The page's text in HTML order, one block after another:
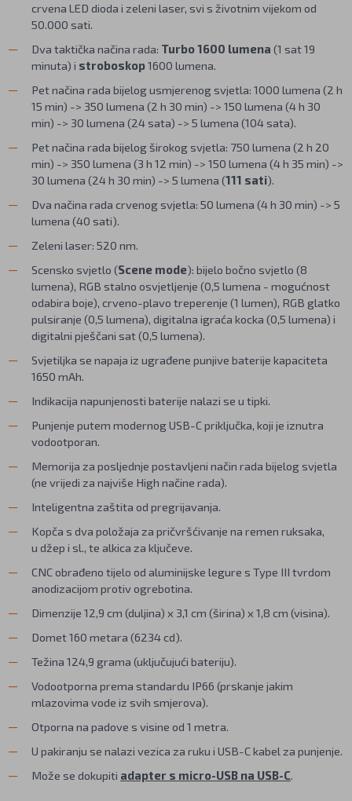
crvena LED dioda i zeleni laser, svi s životnim vijekom od
50.000 sati.
Dva taktička načina rada: Turbo 1600 lumena (1 sat 19
minuta) i stroboskop1600 lumena.
Pet načina rada bijelog usmjerenog svjetla: 1000 lumena (2 h
15 min) -> 350 lumena (2 h 30 min) -> 150 lumena (4 h 30
min) -> 30 lumena (24 sata) -> 5 lumena (104 sata).
Pet načina rada bijelog širokog svjetla: 750 lumena (2 h 20
min) -> 350 lumena (3 h 12 min) -> 150 lumena (4 h 35 min) ->
30 lumena (24 h 30 min) -> 5 lumena (111 sati).
Dva načina rada crvenog svjetla: 50 lumena (4 h 30 min) -> 5
lumena (40 sati).
Zeleni laser: 520 nm.
Scensko svjetlo (Scene mode): bijelo bočno svjetlo (8
lumena), RGB stalno osvjetljenje (0,5 lumena - mogućnost
odabira boje), crveno-plavo treperenje (1 lumen), RGB glatko
pulsiranje (0,5 lumena), digitalna igraća kocka (0,5 lumena) i
digitalni pješčani sat (0,5 lumena).
Svjetiljka se napaja iz ugrađene punjive baterije kapaciteta
1650 mAh.
Indikacija napunjenosti baterije nalazi se u tipki.
Punjenje putem modernog USB-C priključka, koji je iznutra
vodootporan.
Memorija za posljednje postavljeni način rada bijelog svjetla
(ne vrijedi za najviše High načine rada).
Inteligentna zaštita od pregrijavanja.
Kopča s dva položaja za pričvršćivanje na remen ruksaka,
u džep i sl., te alkica za ključeve.
CNC obrađeno tijelo od aluminijske legure s Type III tvrdom
anodizacijom protiv ogrebotina.
Dimenzije 12,9 cm (duljina) x 3,1 cm (širina) x 1,8 cm (visina).
Domet 160 metara (6234 cd).
Težina 124,9 grama (uključujući bateriju).
Vodootporna prema standardu IP66 (prskanje jakim
mlazovima vode iz svih smjerova).
Otporna na padove s visine od 1 metra.
U pakiranju se nalazi vezica za ruku i USB-C kabel za punjenje.
Može se dokupiti adapter s micro-USB na USB-C.